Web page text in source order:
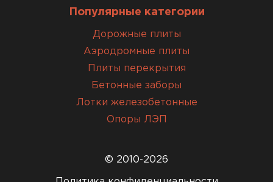
Популярные категории
Дорожные плиты
Аэродромные плиты
Плиты перекрытия
Бетонные заборы
Лотки железобетонные
Опоры ЛЭП
© 2010-2026